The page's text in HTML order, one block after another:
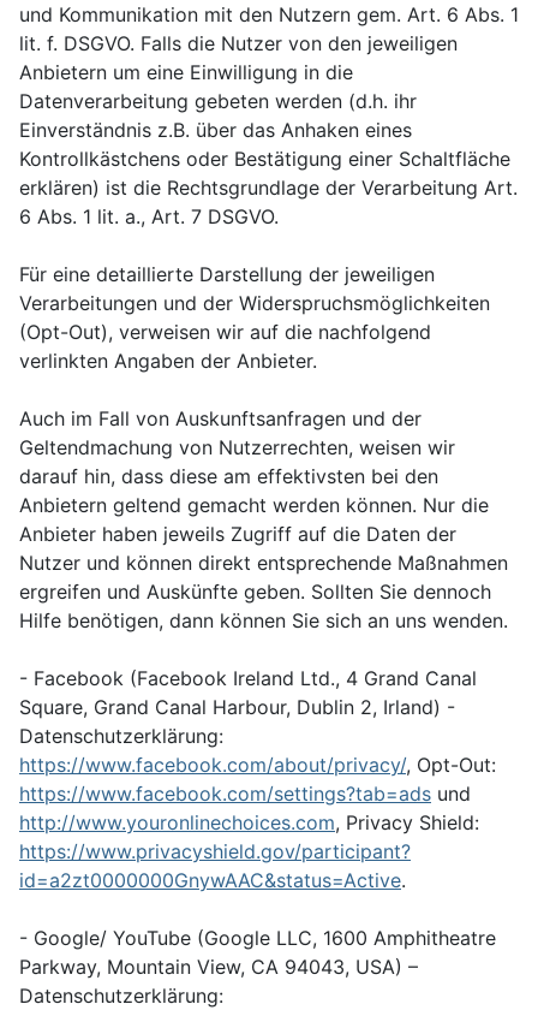
und Kommunikation mit den Nutzern gem. Art. 6 Abs. 1
lit. f. DSGVO. Falls die Nutzer von den jeweiligen
Anbietern um eine Einwilligung in die
Datenverarbeitung gebeten werden (d.h. ihr
Einverständnis z.B. über das Anhaken eines
Kontrollkästchens oder Bestätigung einer Schaltfläche
erklären) ist die Rechtsgrundlage der Verarbeitung Art.
6 Abs. 1 lit. a., Art. 7 DSGVO.
Für eine detaillierte Darstellung der jeweiligen
Verarbeitungen und der Widerspruchsmöglichkeiten
(Opt-Out), verweisen wir auf die nachfolgend
verlinkten Angaben der Anbieter.
Auch im Fall von Auskunftsanfragen und der
Geltendmachung von Nutzerrechten, weisen wir
darauf hin, dass diese am effektivsten bei den
Anbietern geltend gemacht werden können. Nur die
Anbieter haben jeweils Zugriff auf die Daten der
Nutzer und können direkt entsprechende Maßnahmen
ergreifen und Auskünfte geben. Sollten Sie dennoch
Hilfe benötigen, dann können Sie sich an uns wenden.
- Facebook (Facebook Ireland Ltd., 4 Grand Canal
Square, Grand Canal Harbour, Dublin 2, Irland) -
Datenschutzerklärung:
https://www.facebook.com/about/privacy/, Opt-Out:
https://www.facebook.com/settings?tab=ads und
http://www.youronlinechoices.com, Privacy Shield:
https://www.privacyshield.gov/participant?
id=a2zt0000000GnywAAC&status=Active.
- Google/ YouTube (Google LLC, 1600 Amphitheatre
Parkway, Mountain View, CA 94043, USA) –
Datenschutzerklärung: